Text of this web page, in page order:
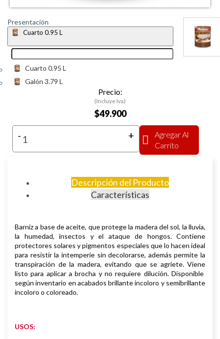
Presentación
Cuarto 0.95 L
Cuarto 0.95 L
Galón 3.79 L
Precio:
(Incluye Iva)
$49.900
- +
Agregar Al
Carrito
Descripción del Producto
Características
Barniz a base de aceite, que protege la madera del sol, la lluvia,
la humedad, insectos y el ataque de hongos. Contiene
protectores solares y pigmentos especiales que lo hacen ideal
para resistir la intemperie sin decolorarse, ademáspermite la
transpiración de la madera, evitando que se agriete. Viene
listopara aplicar a brocha y no requiere dilución.Disponible
según inventario en acabados brillante incoloro y semibrillante
incoloro o coloreado.
USOS: